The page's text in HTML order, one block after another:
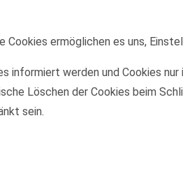
ermöglichen es uns,
werden und Cookies nur
Löschen der Cookies beim
sein.